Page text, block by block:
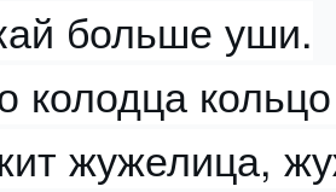
больше уши.
колодца
жужелица,